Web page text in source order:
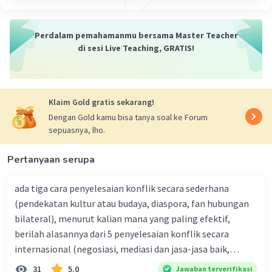
lagi.
Beri Rating 0.0( Balas
Iklan
Nanda R
Jawaban terverifikasi
contoh pengingkaran warga negara bisa
termasuk:
yang seharusnya dibayarkan kepada pemerintah
merupakan contoh pengingkaran warga negara
terhadap kewajiban fiskal mereka.
Melanggar Hukum: Melanggar hukum dengan
melakukan tindakan kriminal seperti pencurian,
penipuan, atau kekerasan adalah bentuk
Perdalam pemahamanmu bersama Master Teacher
di sesi Live Teaching, GRATIS!
Klaim Gold gratis sekarang!
Dengan Gold kamu bisa tanya soal ke Forum
sepuasnya, lho.
Pertanyaan serupa
ada tiga cara penyelesaian konflik secara sederhana
(pendekatan kultur atau budaya, diaspora, fan hubungan
bilateral), menurut kalian mana yang paling efektif,
berilah alasannya dari 5 penyelesaian konflik secara
internasional (negosiasi, mediasi dan jasa-jasa baik,
konsiliasi, penyelidikan, dan penyelesaian di bawah
31 5.0 Jawaban terverifikasi